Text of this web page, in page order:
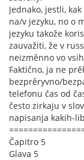
Jednako, jestli,
na/v jezyku, no o
jezyku takože
zauvažiti, že v
neizměnno vo
Faktično, ja ne
bezprěryvno/
telefonu čas od
često zirkaju v
napisanja kakih-
Ĉapitro 5
Glava 5